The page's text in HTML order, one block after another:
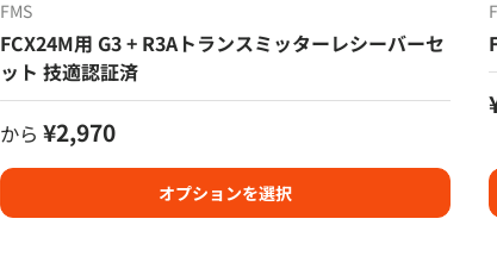
FMS
FCX24M用 G3 + R3Aトランスミッターレシーバーセ
ット 技適認証済
定価
から ¥2,970
オプションを選択